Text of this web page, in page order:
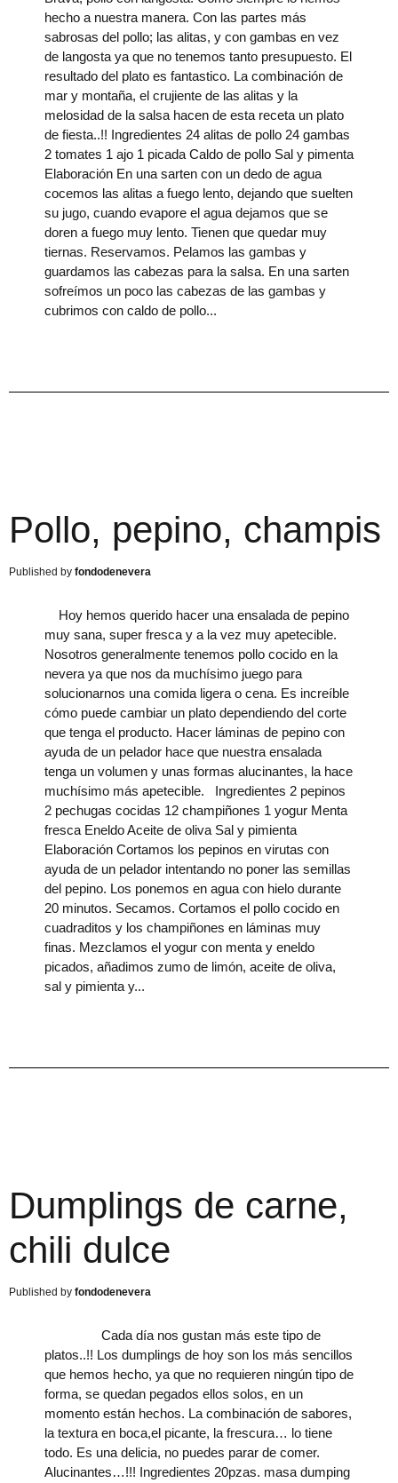
hecho a nuestra manera. Con las partes más
sabrosas del pollo; las alitas, y con gambas en vez
de langosta ya que no tenemos tanto presupuesto. El
resultado del plato es fantastico. La combinación de
mar y montaña, el crujiente de las alitas y la
melosidad de la salsa hacen de esta receta un plato
de fiesta..!! Ingredientes 24 alitas de pollo 24 gambas
2 tomates 1 ajo 1 picada Caldo de pollo Sal y pimenta
Elaboración En una sarten con un dedo de agua
cocemos las alitas a fuego lento, dejando que suelten
su jugo, cuando evapore el agua dejamos que se
doren a fuego muy lento. Tienen que quedar muy
tiernas. Reservamos. Pelamos las gambas y
guardamos las cabezas para la salsa. En una sarten
sofreímos un poco las cabezas de las gambas y
cubrimos con caldo de pollo
Pollo, pepino, champis
fondodenevera
Hoy hemos querido hacer una ensalada de pepino
muy sana, super fresca y a la vez muy apetecible.
Nosotros generalmente tenemos pollo cocido en la
nevera ya que nos da muchísimo juego para
solucionarnos una comida ligera o cena. Es increíble
cómo puede cambiar un plato dependiendo del corte
que tenga el producto. Hacer láminas de pepino con
ayuda de un pelador hace que nuestra ensalada
tenga un volumen y unas formas alucinantes, la hace
muchísimo más apetecible. Ingredientes 2 pepinos
2 pechugas cocidas 12 champiñones 1 yogur Menta
fresca Eneldo Aceite de oliva Sal y pimienta
Elaboración Cortamos los pepinos en virutas con
ayuda de un pelador intentando no poner las semillas
del pepino. Los ponemos en agua con hielo durante
20 minutos. Secamos. Cortamos el pollo cocido en
cuadraditos y los champiñones en láminas muy
finas. Mezclamos el yogur con menta y eneldo
picados, añadimos zumo de limón, aceite de oliva,
sal y pimienta y
Dumplings de carne,
chili dulce
fondodenevera
Cada día nos gustan más este tipo de
platos..!! Los dumplings de hoy son los más sencillos
que hemos hecho, ya que no requieren ningún tipo de
forma, se quedan pegados ellos solos, en un
momento están hechos. La combinación de sabores,
la textura en boca,el picante, la frescura… lo tiene
todo. Es una delicia, no puedes parar de comer.
Alucinantes…!!! Ingredientes 20pzas. masa dumping